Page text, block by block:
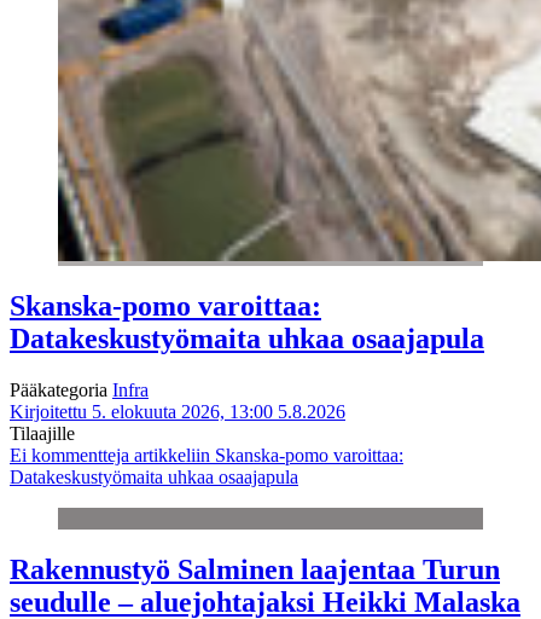
Skanska-pomo varoittaa:
Datakeskustyömaita uhkaa osaajapula
Pääkategoria Infra
Kirjoitettu 5. elokuuta 2026, 13:00 5.8.2026
Tilaajille
Ei kommentteja artikkeliin Skanska-pomo varoittaa:
Datakeskustyömaita uhkaa osaajapula
Rakennustyö Salminen laajentaa Turun
seudulle – aluejohtajaksi Heikki Malaska